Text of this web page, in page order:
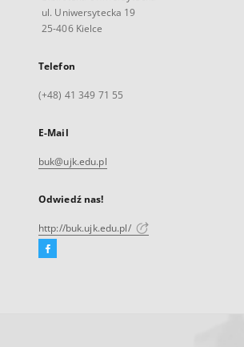
ul. Uniwersytecka 19
25-406 Kielce
Telefon
(+48) 41 349 71 55
E-Mail
buk@ujk.edu.pl
Odwiedź nas!
http://buk.ujk.edu.pl/
Facebook